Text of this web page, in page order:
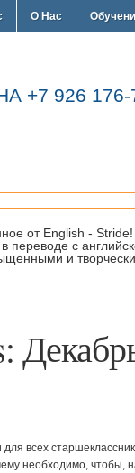
О Нас
926
от English -
переводе с
и
для всех
необходимо,